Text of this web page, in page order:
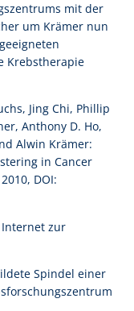
mit der
um Krämer nun
Krebstherapie
Jing Chi, Phillip
Anthony D. Ho,
Alwin Krämer:
in Cancer
DOI:
zur
Spindel einer